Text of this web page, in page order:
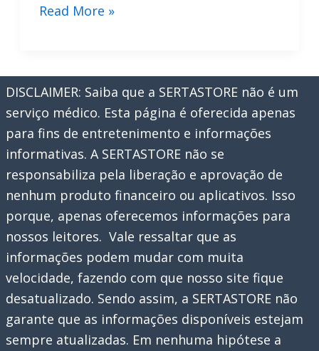
Tradutor
tempo
real
no
celular
Read More »
DISCLAIMER: Saiba que a SERTASTORE não é um
serviço médico. Esta página é oferecida apenas
para fins de entretenimento e informações
informativas. A SERTASTORE não se
responsabiliza pela liberação e aprovação de
nenhum produto financeiro ou aplicativos. Isso
porque, apenas oferecemos informações para
nossos leitores. Vale ressaltar que as
informações podem mudar com muita
velocidade, fazendo com que nosso site fique
desatualizado. Sendo assim, a SERTASTORE não
garante que as informações disponíveis estejam
sempre atualizadas. Em nenhuma hipótese a